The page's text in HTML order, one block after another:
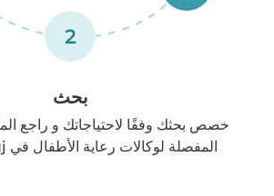
2
بحث
خصص بحثك وفقًا لاحتياجاتك و راجع
المفصلة لوكالات رعاية الأطفال في El Mourouj.